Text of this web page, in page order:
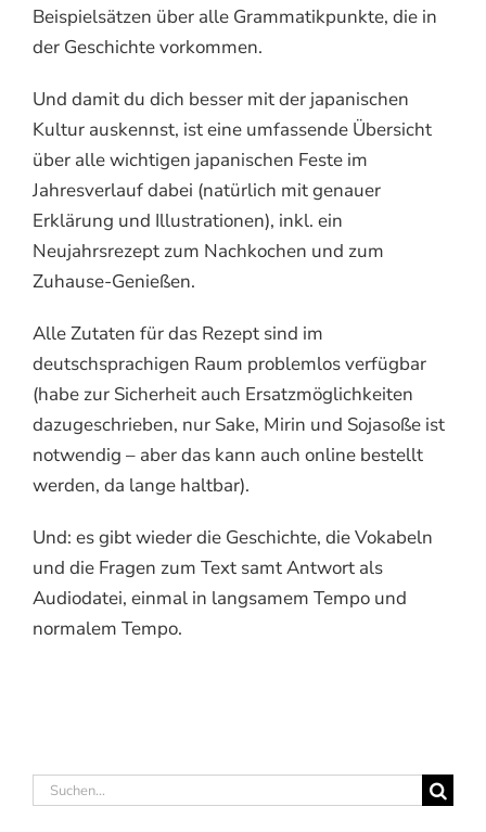
Beispielsätzen über alle Grammatikpunkte, die in
der Geschichte vorkommen.
Und damit du dich besser mit der japanischen
Kultur auskennst, ist eine umfassende Übersicht
über alle wichtigen japanischen Feste im
Jahresverlauf dabei (natürlich mit genauer
Erklärung und Illustrationen), inkl. ein
Neujahrsrezept zum Nachkochen und zum
Zuhause-Genießen.
Alle Zutaten für das Rezept sind im
deutschsprachigen Raum problemlos verfügbar
(habe zur Sicherheit auch Ersatzmöglichkeiten
dazugeschrieben, nur Sake, Mirin und Sojasoße ist
notwendig – aber das kann auch online bestellt
werden, da lange haltbar).
Und: es gibt wieder die Geschichte, die Vokabeln
und die Fragen zum Text samt Antwort als
Audiodatei, einmal in langsamem Tempo und
normalem Tempo.
Suche